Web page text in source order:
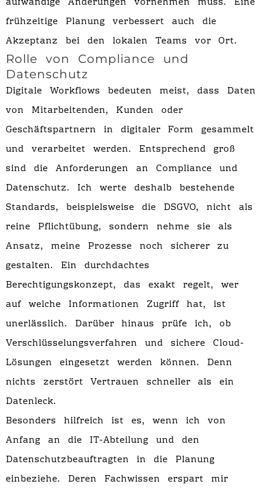
frühzeitige Planung verbessert auch die
Akzeptanz bei den lokalen Teams vor Ort.
Rolle von Compliance und
Datenschutz
Digitale Workflows bedeuten meist, dass Daten
von Mitarbeitenden, Kunden oder
Geschäftspartnern in digitaler Form gesammelt
und verarbeitet werden. Entsprechend groß
sind die Anforderungen an Compliance und
Datenschutz. Ich werte deshalb bestehende
Standards, beispielsweise die DSGVO, nicht als
reine Pflichtübung, sondern nehme sie als
Ansatz, meine Prozesse noch sicherer zu
gestalten. Ein durchdachtes
Berechtigungskonzept, das exakt regelt, wer
auf welche Informationen Zugriff hat, ist
unerlässlich. Darüber hinaus prüfe ich, ob
Verschlüsselungsverfahren und sichere Cloud-
Lösungen eingesetzt werden können. Denn
nichts zerstört Vertrauen schneller als ein
Datenleck.
Besonders hilfreich ist es, wenn ich von
Anfang an die IT-Abteilung und den
Datenschutzbeauftragten in die Planung
einbeziehe. Deren Fachwissen erspart mir